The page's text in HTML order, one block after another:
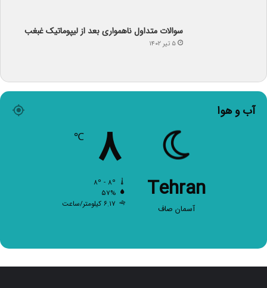
سوالات متداول ناهمواری بعد از لیپوماتیک غبغب
۵ تیر ۱۴۰۲
آب و هوا
Tehran
آسمان صاف
۸
۵۷%
۶.۱۷ کیلومتر/ساعت